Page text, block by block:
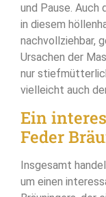
und Pause. Auch
in diesem
nachvollziehbar,
Ursachen der
nur
vielleicht auch
Ein
Feder
Insgesamt
um einen